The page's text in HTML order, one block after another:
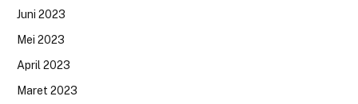
Juni 2023
Mei 2023
April 2023
Maret 2023